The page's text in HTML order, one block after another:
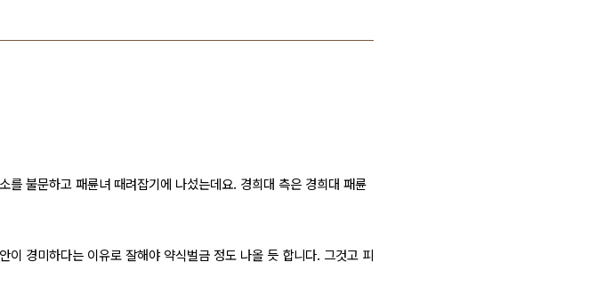
불문하고 패륜녀 때려잡기에 나섰는데요. 경희대 측은 경희대 패륜
경미하다는 이유로 잘해야 약식벌금 정도 나올 듯 합니다. 그것고 피